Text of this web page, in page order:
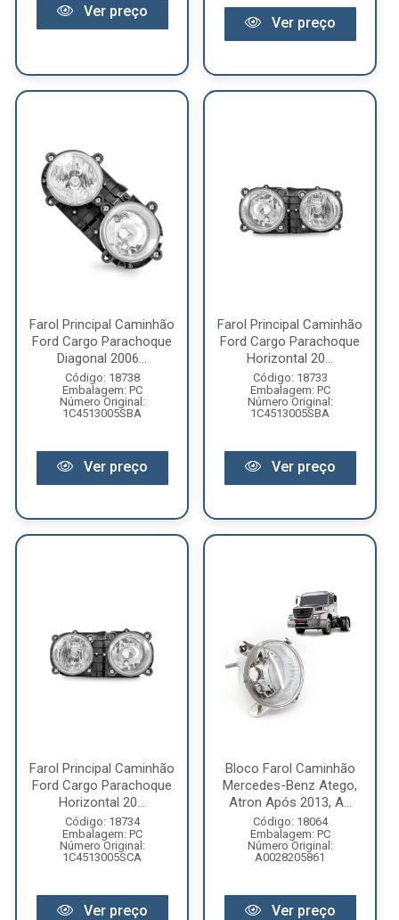
Ver preço
Ver preço
Farol Principal Caminhão
Ford Cargo Parachoque
Diagonal 2006...
Código: 18738
Embalagem: PC
Número Original:
1C4513005SBA
Ver preço
Farol Principal Caminhão
Ford Cargo Parachoque
Horizontal 20...
Código: 18733
Embalagem: PC
Número Original:
1C4513005SBA
Ver preço
Farol Principal Caminhão
Ford Cargo Parachoque
Horizontal 20...
Código: 18734
Embalagem: PC
Número Original:
1C4513005SCA
Ver preço
Bloco Farol Caminhão
Mercedes-Benz Atego,
Atron Após 2013, A...
Código: 18064
Embalagem: PC
Número Original:
A0028205861
Ver preço